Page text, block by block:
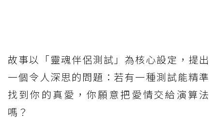
故事以「靈魂伴侶測試」為核心設定，提出
一個令人深思的問題：若有一種測試能精準
找到你的真愛，你願意把愛情交給演算法
嗎？